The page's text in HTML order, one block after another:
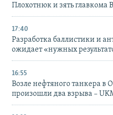
Плохотнюк и зять главкома
17:40
Разработка баллистики и
ожидает «нужных
16:55
Возле нефтяного танкера в
произошли два взрыва –